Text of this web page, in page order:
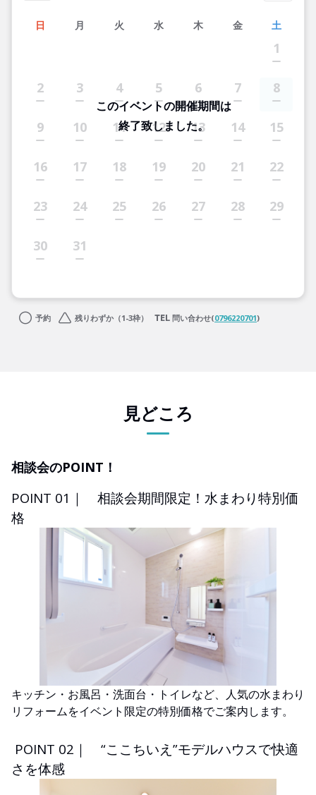
日 月 火 水 木 金 土
1
2 3 4 5 6 7 8
9 10 11 12 13 14 15
16 17 18 19 20 21 22
23 24 25 26 27 28 29
30 31
このイベントの開催期間は
終了致しました。
予約 残りわずか（1-3枠） 問い合わせ(0796220701)
見どころ
相談会のPOINT！
POINT 01｜ 相談会期間限定！水まわり特別価
格
キッチン・お風呂・洗面台・トイレなど、人気の水まわり
リフォームをイベント限定の特別価格でご案内します。
POINT 02｜ “ここちいえ”モデルハウスで快適
さを体感